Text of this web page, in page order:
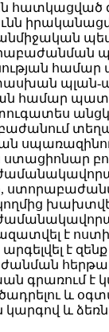
պլան-
համար
ստացիոնար
է
է
է
և
և